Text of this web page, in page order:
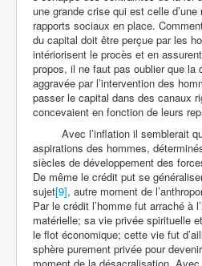
une grande crise qui est celle
rapports sociaux en place.
du capital doit être perçue par les
intériorisent le procès et en
propos, il ne faut pas oublier que la
aggravée par l’intervention des
passer le capital dans des canaux
concevaient en fonction de leurs
Avec l’inflation il semblerait
aspirations des hommes,
siècles de développement des
De même le crédit put se
sujet[9], autre moment de
Par le crédit l’homme fut arraché à
matérielle; sa vie privée spirituelle
le flot économique; cette vie fut
sphère purement privée pour
moment de la désacralisation. Avec